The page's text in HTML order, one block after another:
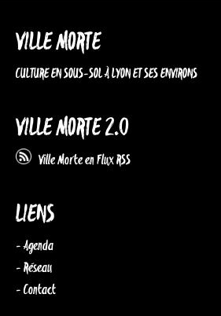
VILLE MORTE
CULTURE EN SOUS-SOL À LYON ET SES ENVIRONS
VILLE MORTE 2.0
Ville Morte en Flux RSS
LIENS
- Agenda
- Réseau
- Contact